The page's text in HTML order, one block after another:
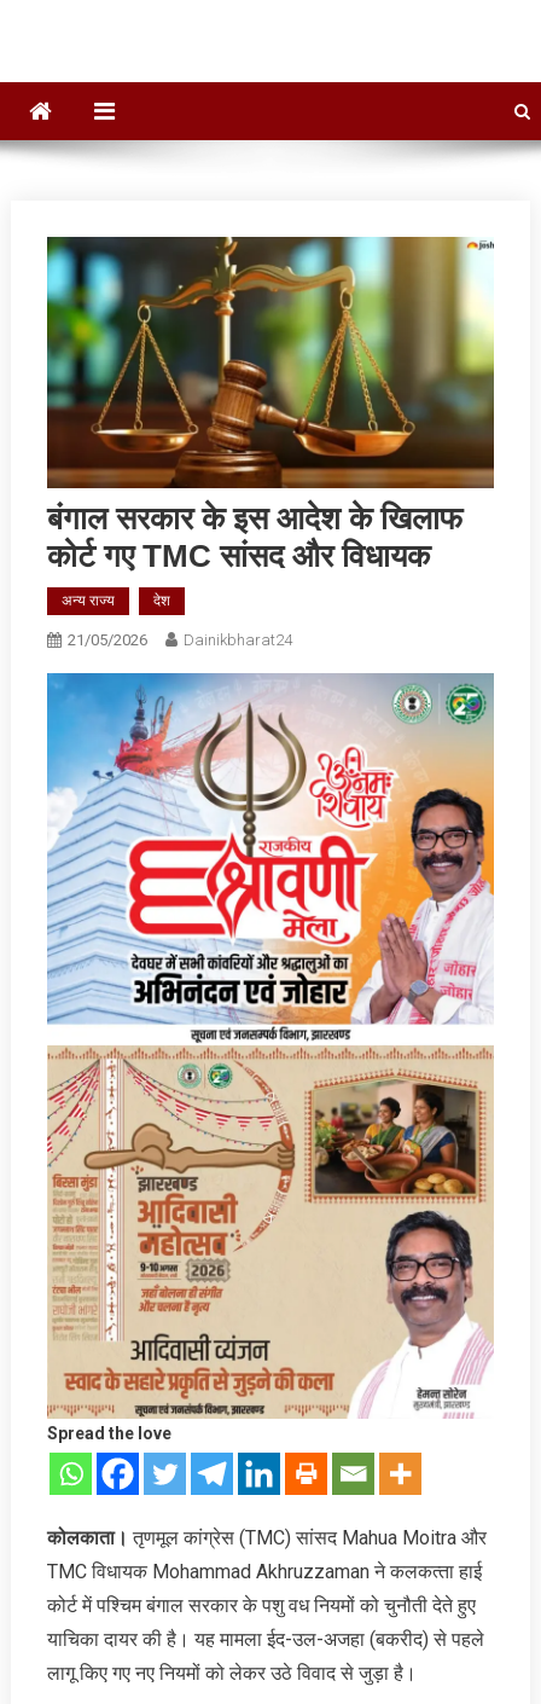
बंगाल सरकार के इस आदेश के खिलाफ
कोर्ट गए TMC सांसद और विधायक
अन्य राज्य देश
21/05/2026 Dainikbharat24
Spread the love
कोलकाता। तृणमूल कांग्रेस (TMC) सांसद Mahua Moitra और
TMC विधायक Mohammad Akhruzzaman ने कलकत्‍ता हाई
कोर्ट में पश्चिम बंगाल सरकार के पशु वध नियमों को चुनौती देते हुए
याचिका दायर की है। यह मामला ईद-उल-अजहा (बकरीद) से पहले
लागू किए गए नए नियमों को लेकर उठे विवाद से जुड़ा है।